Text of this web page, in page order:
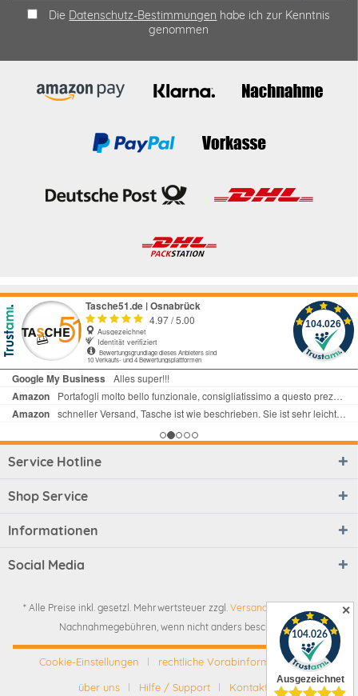
✕
Die Datenschutz-Bestimmungen habe ich zur Kenntnis
genommen
Service Hotline
Shop Service
Informationen
Social Media
* Alle Preise inkl. gesetzl. Mehrwertsteuer zzgl. Versandkosten
Nachnahmegebühren, wenn nicht anders beschrieben
Cookie-Einstellungen
rechtliche Vorabinformationen
über uns
Hilfe / Support Kontakt